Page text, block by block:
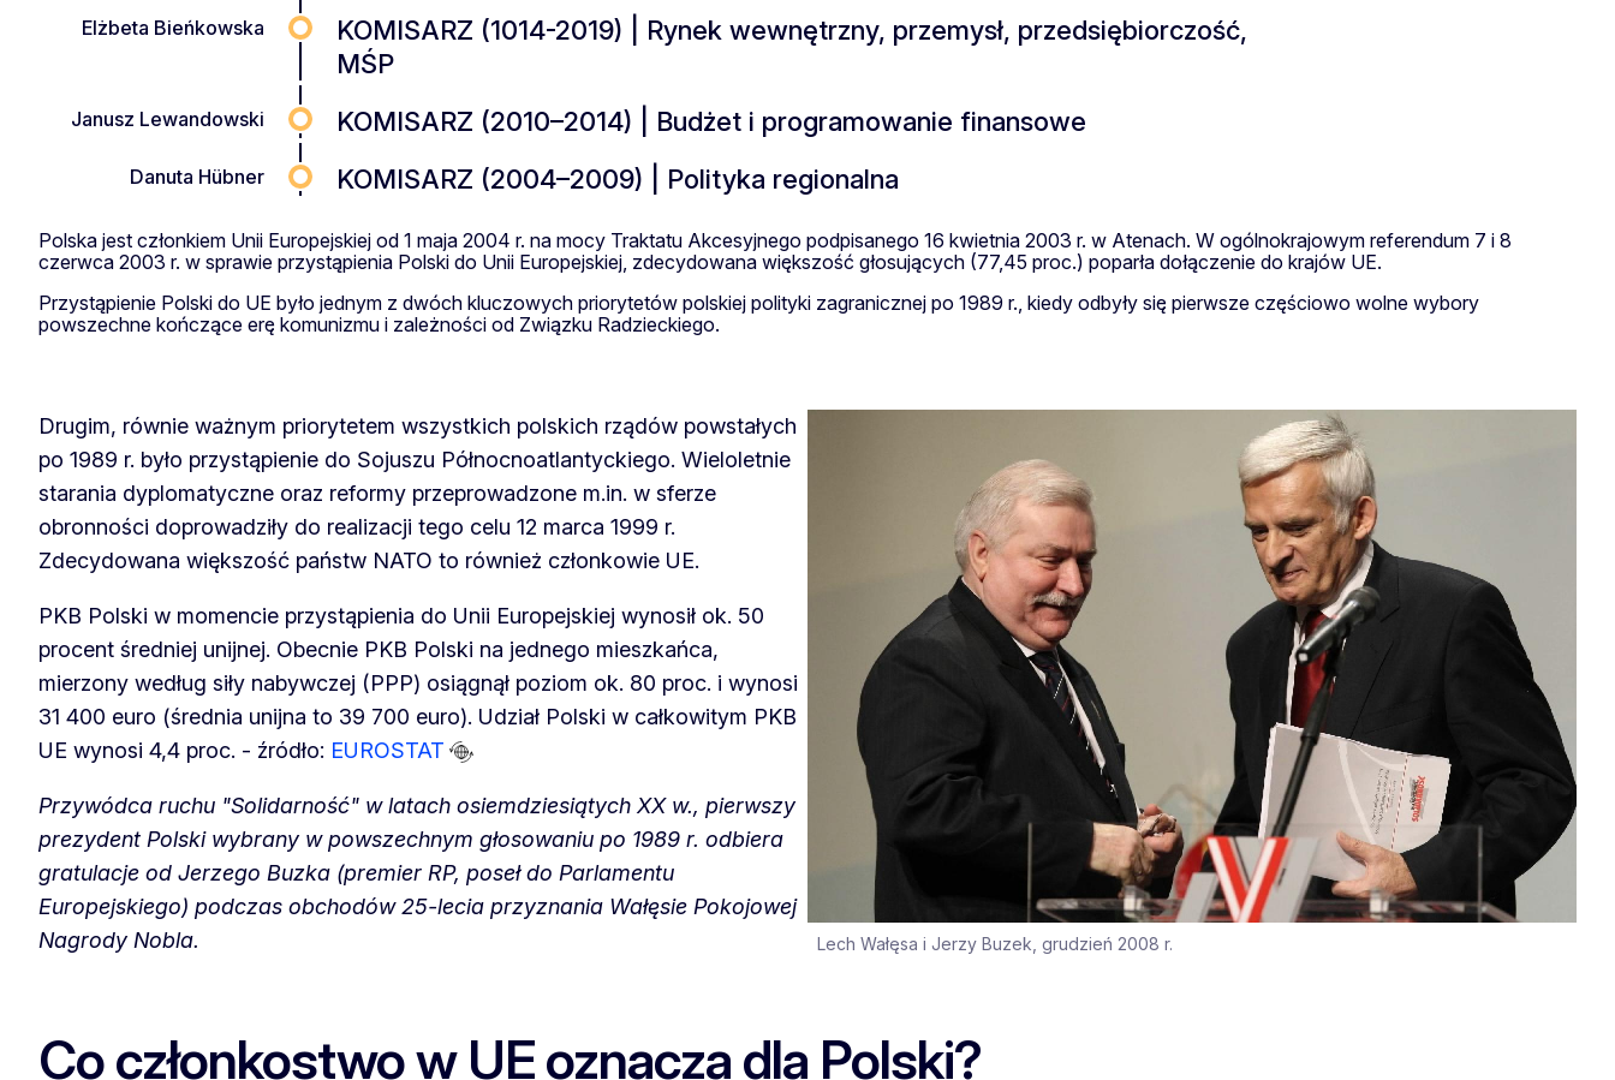
Elżbeta Bieńkowska
KOMISARZ (1014-2019) | Rynek wewnętrzny, przemysł, przedsiębiorczość,
MŚP
Janusz Lewandowski KOMISARZ (2010–2014) | Budżet i programowanie finansowe
Danuta Hübner KOMISARZ (2004–2009) | Polityka regionalna
Polska jest członkiem Unii Europejskiej od 1 maja 2004 r. na mocy Traktatu Akcesyjnego podpisanego 16 kwietnia 2003 r. w Atenach. W ogólnokrajowym referendum 7 i 8
czerwca 2003 r. w sprawie przystąpienia Polski do Unii Europejskiej, zdecydowana większość głosujących (77,45 proc.) poparła dołączenie do krajów UE.
Przystąpienie Polski do UE było jednym z dwóch kluczowych priorytetów polskiej polityki zagranicznej po 1989 r., kiedy odbyły się pierwsze częściowo wolne wybory
powszechne kończące erę komunizmu i zależności od Związku Radzieckiego.
Drugim, równie ważnym priorytetem wszystkich polskich rządów powstałych
po 1989 r. było przystąpienie do Sojuszu Północnoatlantyckiego. Wieloletnie
starania dyplomatyczne oraz reformy przeprowadzone m.in. w sferze
obronności doprowadziły do realizacji tego celu 12 marca 1999 r.
Zdecydowana większość państw NATO to również członkowie UE.
PKB Polski w momencie przystąpienia do Unii Europejskiej wynosił ok. 50
procent średniej unijnej. Obecnie PKB Polski na jednego mieszkańca,
mierzony według siły nabywczej (PPP) osiągnął poziom ok. 80 proc. i wynosi
31 400 euro (średnia unijna to 39 700 euro). Udział Polski w całkowitym PKB
UE wynosi 4,4 proc. - źródło: EUROSTAT
Przywódca ruchu "Solidarność" w latach osiemdziesiątych XX w., pierwszy
prezydent Polski wybrany w powszechnym głosowaniu po 1989 r. odbiera
gratulacje od Jerzego Buzka (premier RP, poseł do Parlamentu
Europejskiego) podczas obchodów 25-lecia przyznania Wałęsie Pokojowej
Nagrody Nobla.
Lech Wałęsa i Jerzy Buzek, grudzień 2008 r.
Co członkostwo w UE oznacza dla Polski?